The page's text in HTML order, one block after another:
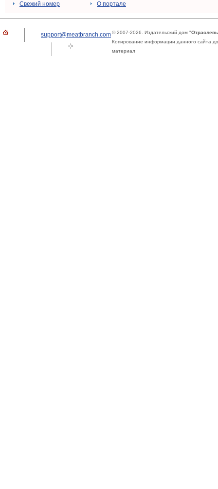
Свежий номер
О портале
support@meatbranch.com© 2007-2026. Издательский дом "
Копирование информации данного сайта
материал